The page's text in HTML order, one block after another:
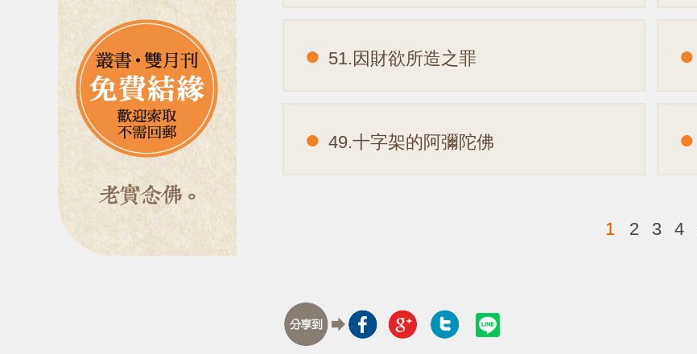
51.因財欲所造之罪
49.十字架的阿彌陀佛
1 2 3 4